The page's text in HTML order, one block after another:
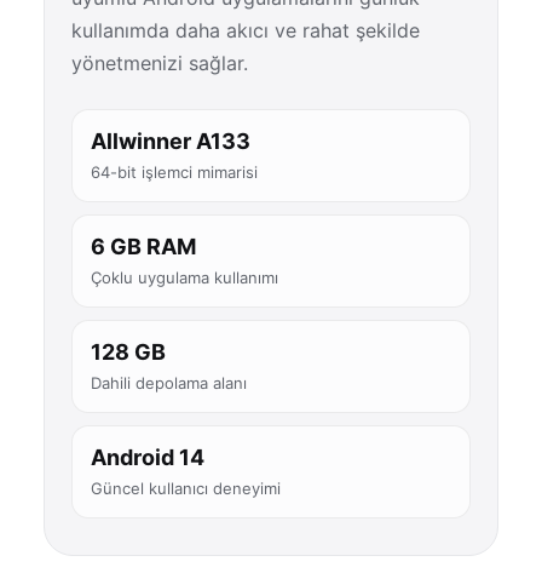
kullanımda daha akıcı ve rahat şekilde
yönetmenizi sağlar.
Allwinner A133
64-bit işlemci mimarisi
6 GB RAM
Çoklu uygulama kullanımı
128 GB
Dahili depolama alanı
Android 14
Güncel kullanıcı deneyimi